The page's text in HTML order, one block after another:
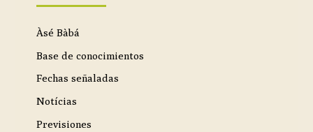
Àsé Bàbá
Base de conocimientos
Fechas señaladas
Notícias
Previsiones